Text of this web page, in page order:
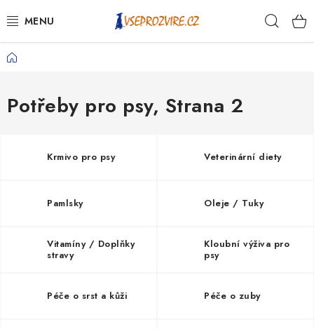
na
PSI
KOČKY
PRO CHOVATELE
NA NEMOCI
Domů
Potřeby pro psy, Strana 2
Krmivo pro psy Veterinární diety
Pamlsky Oleje / Tuky
Vitamíny / Doplňky
stravy
Kloubní výživa pro
psy
Péče o srst a kůži Péče o zuby